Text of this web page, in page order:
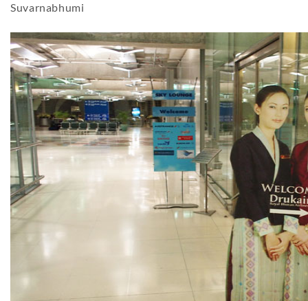
Suvarnabhumi